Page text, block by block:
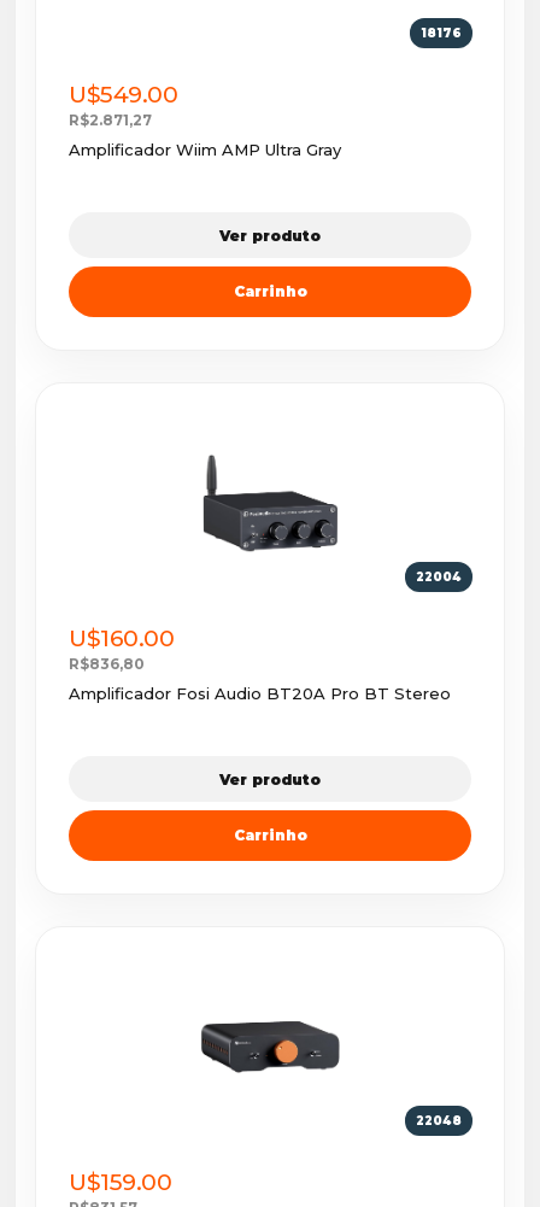
18176
U$549.00
R$2.871,27
Amplificador Wiim AMP Ultra Gray
Ver produto
Carrinho
22004
U$160.00
R$836,80
Amplificador Fosi Audio BT20A Pro BT Stereo
Ver produto
Carrinho
22048
U$159.00